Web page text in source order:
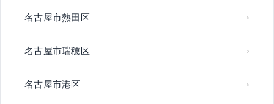
名古屋市熱田区
名古屋市瑞穂区
名古屋市港区